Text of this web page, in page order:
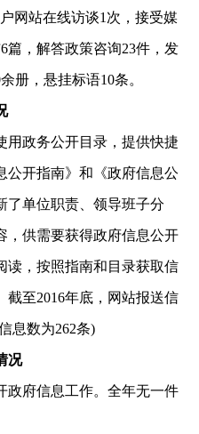
网站在线访谈1次，接受媒
篇，解答政策咨询23件，发
册，悬挂标语10条。
政务公开目录，提供快捷
公开指南》和《政府信息公
了单位职责、领导班子分
，供需要获得政府信息公开
读，按照指南和目录获取信
截至2016年底，网站报送信
息数为262条)
况
府信息工作。全年无一件